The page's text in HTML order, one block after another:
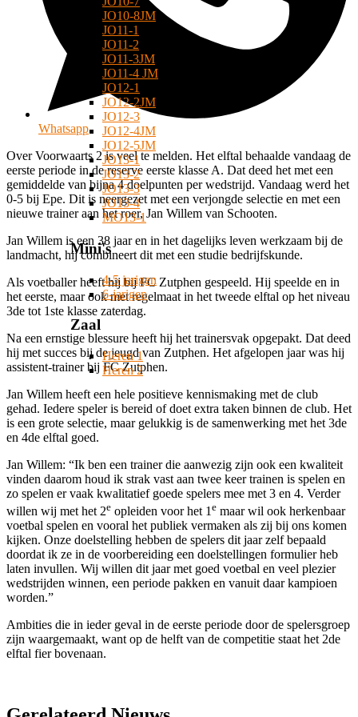
JO10-8JM
JO11-1
JO11-2
JO11-3JM
JO11-4 JM
JO12-1
JO12-2JM
JO12-3
JO12-4JM
JO12-5JM
JO13-1
JO13-2
JO13-3
JO13-4
MO13-1
Mini's
4-5 jarigen
6-jarigen
Zaal
Heren 1
Heren 2
Whatsapp
Over Voorwaarts 2 is veel te melden. Het elftal behaalde vandaag de
eerste periode in de reserve eerste klasse A. Dat deed het met een
gemiddelde van bijna 4 doelpunten per wedstrijd. Vandaag werd het
0-5 bij Epe. Dit is neergezet met een verjongde selectie en met een
nieuwe trainer aan het roer, Jan Willem van Schooten.
Jan Willem is een 38 jaar en in het dagelijks leven werkzaam bij de
landmacht, hij combineert dit met een studie bedrijfskunde.
Als voetballer heeft hij bij FC Zutphen gespeeld. Hij speelde en in
het eerste, maar ook met regelmaat in het tweede elftal op het niveau
3de tot 1ste klasse zaterdag.
Na een ernstige blessure heeft hij het trainersvak opgepakt. Dat deed
hij met succes bij de jeugd van Zutphen. Het afgelopen jaar was hij
assistent-trainer bij FC Zutphen.
Jan Willem heeft een hele positieve kennismaking met de club
gehad. Iedere speler is bereid of doet extra taken binnen de club. Het
is een grote selectie, maar gelukkig is de samenwerking met het 3de
en 4de elftal goed.
Jan Willem: “Ik ben een trainer die aanwezig zijn ook een kwaliteit
vinden daarom houd ik strak vast aan twee keer trainen is spelen en
zo spelen er vaak kwalitatief goede spelers mee met 3 en 4. Verder
willen wij met het 2e opleiden voor het 1 e maar wil ook herkenbaar
voetbal spelen en vooral het publiek vermaken als zij bij ons komen
kijken. Onze doelstelling hebben de spelers dit jaar zelf bepaald
doordat ik ze in de voorbereiding een doelstellingen formulier heb
laten invullen. Wij willen dit jaar met goed voetbal en veel plezier
wedstrijden winnen, een periode pakken en vanuit daar kampioen
worden.”
Ambities die in ieder geval in de eerste periode door de spelersgroep
zijn waargemaakt, want op de helft van de competitie staat het 2de
elftal fier bovenaan.